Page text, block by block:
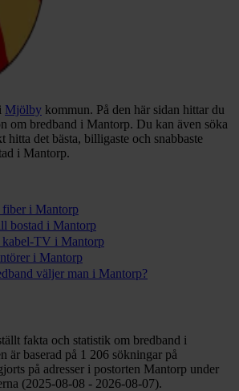
Mjölby kommun. På den här sidan hittar du
om bredband i Mantorp. Du kan även söka
hitta det bästa, billigaste och snabbaste
i Mantorp.
i Mantorp
bostad i Mantorp
kabel-TV i Mantorp
i Mantorp
väljer man i Mantorp?
fakta och statistik om bredband i
är baserad på 1 206 sökningar på
på adresser i postorten Mantorp under
(2025-08-08 - 2026-08-07).